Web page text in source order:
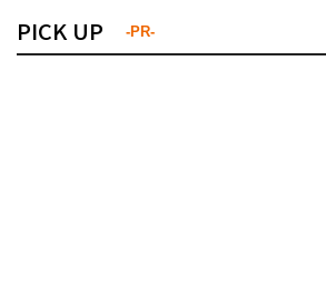
PICK UP -PR-